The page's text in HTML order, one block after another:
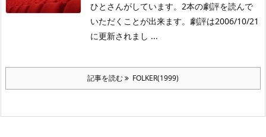
ひとさんがしています。2本の劇評を読んで
いただくことが出来ます。劇評は2006/10/21
に更新されまし ...
記事を読む FOLKER(1999)